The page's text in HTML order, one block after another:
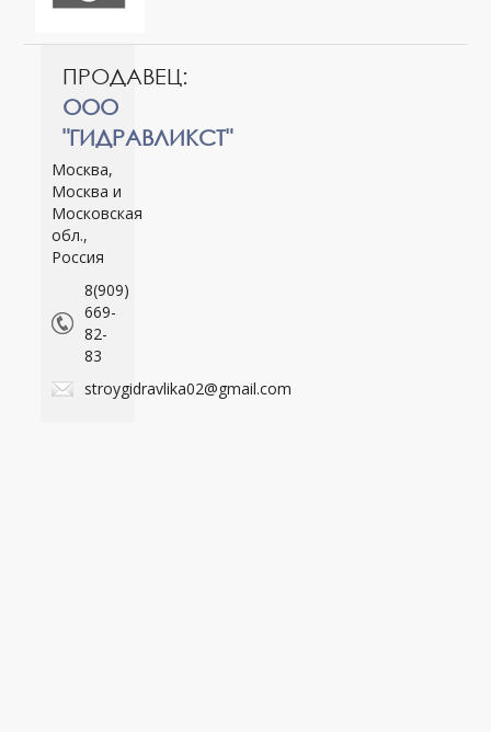
ПРОДАВЕЦ:
ООО
"ГИДРАВЛИКСТ"
Москва,
Москва и
Московская
обл.,
Россия
8(909)
669-
82-
83
stroygidravlika02@gmail.com